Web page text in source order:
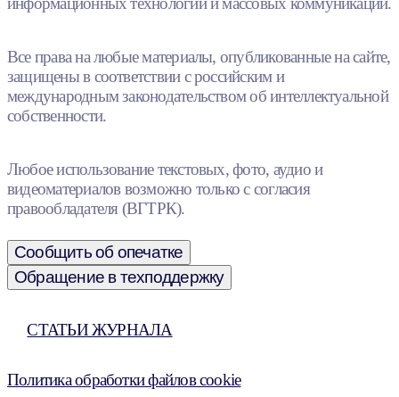
Все права на любые материалы, опубликованные на сайте,
защищены в соответствии с российским и
международным законодательством об интеллектуальной
собственности.
Любое использование текстовых, фото, аудио и
видеоматериалов возможно только с согласия
правообладателя (ВГТРК).
Сообщить об опечатке
Обращение в техподдержку
СТАТЬИ ЖУРНАЛА
Политика обработки файлов cookie